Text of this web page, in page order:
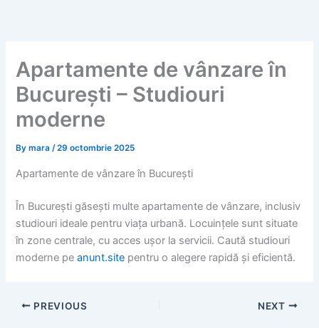
Apartamente de vânzare în
București – Studiouri
moderne
Bymara/29 octombrie 2025
Apartamente de vânzare în București
În București găsești multe apartamente de vânzare, inclusiv
studiouri ideale pentru viața urbană. Locuințele sunt situate
în zone centrale, cu acces ușor la servicii. Caută studiouri
moderne peanunt.site pentru o alegere rapidă și eficientă.
PREVIOUS NEXT